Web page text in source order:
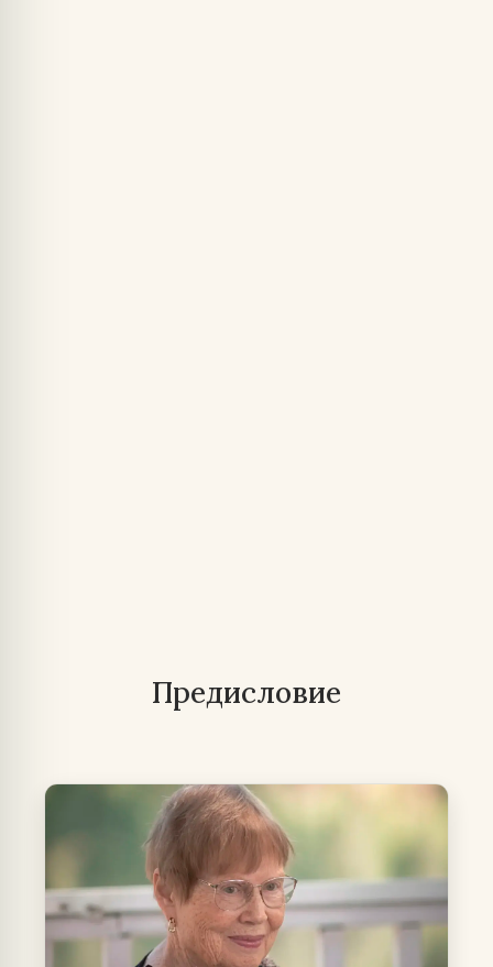
Предисловие